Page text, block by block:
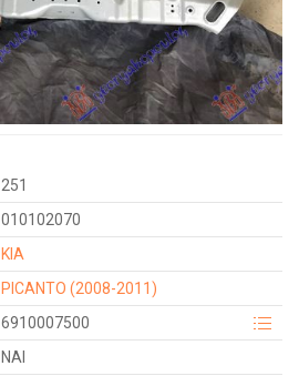
251
010102070
KIA
PICANTO (2008-2011)
6910007500
ΝΑΙ